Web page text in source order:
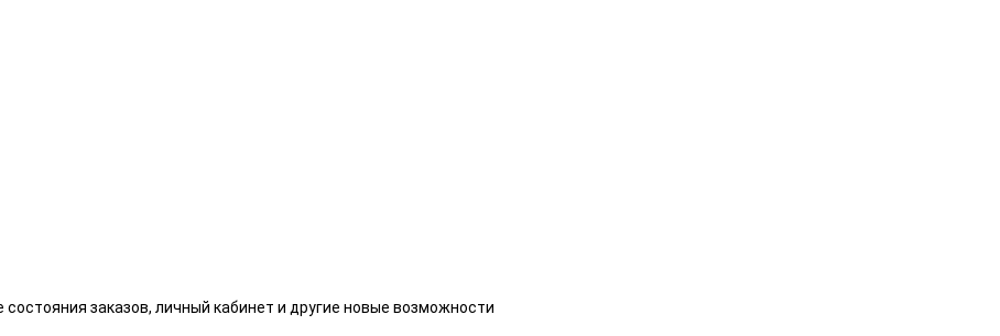
заказов, личный кабинет и другие новые возможности